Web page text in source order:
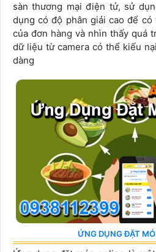
sàn thương mại điện tử, sử
dụng có độ phân giải cao để
của đơn hàng và nhìn thấy quá
dữ liệu từ camera có thể kiếu
dàng
ỨNG DỤNG ĐẶT